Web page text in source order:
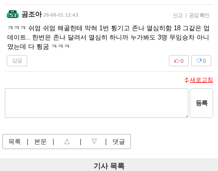
곰조아 26-06-01 12:43 신고 공감 확인
ㅋㅋㅋ 쉬엄 쉬엄 해골한테 막혀 1번 튕기고 존나 열심히함 18 그같은 업
데이트.. 한번은 존나 달려서 열심히 하니까 누가봐도 3명 무임승차 아니
였는데 다 튕굼 ㅋㅋㅋ
답글 0
0
새로고침
등록
목록 본문 △ ▽ 댓글
기사 목록